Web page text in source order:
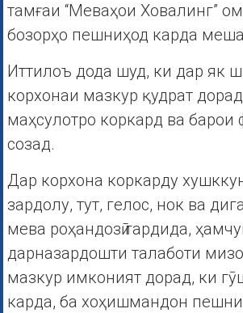
тамғаи “Меваҳои Ховалинг”
бозорҳо пешниҳод карда
Иттилоъ дода шуд, ки дар як
корхонаи мазкур қудрат
маҳсулотро коркард ва
созад.
Дар корхона коркарду
зардолу, тут, гелос, нок ва
мева роҳандозӣ гардида,
дарназардошти талаботи
мазкур имконият дорад, ки
карда, ба хоҳишмандон